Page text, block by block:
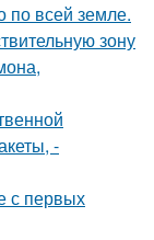
по всей земле.
зону
-
с первых